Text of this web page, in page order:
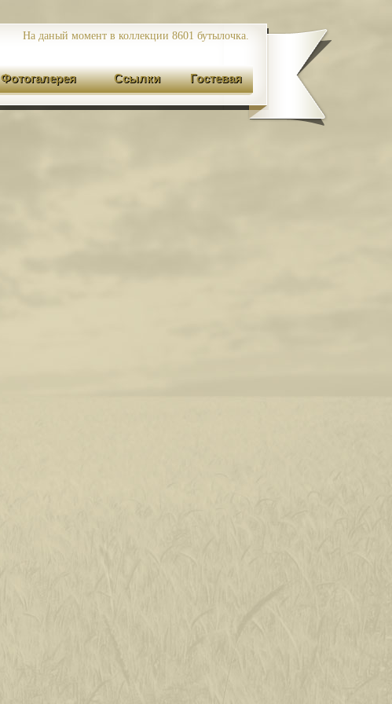
На даный момент в коллекции 8601 бутылочка.
Фотогалерея Ссылки Гостевая